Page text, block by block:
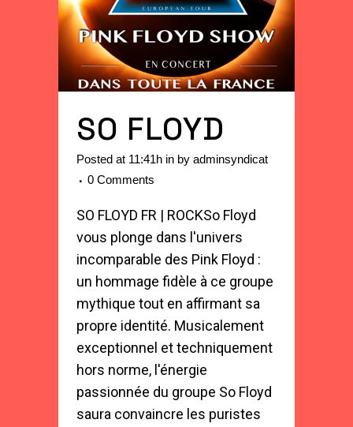
SO FLOYD
Posted at 11:41h in by adminsyndicat
0 Comments
SO FLOYD FR | ROCKSo Floyd
vous plonge dans l'univers
incomparable des Pink Floyd :
un hommage fidèle à ce groupe
mythique tout en affirmant sa
propre identité. Musicalement
exceptionnel et techniquement
hors norme, l'énergie
passionnée du groupe So Floyd
saura convaincre les puristes